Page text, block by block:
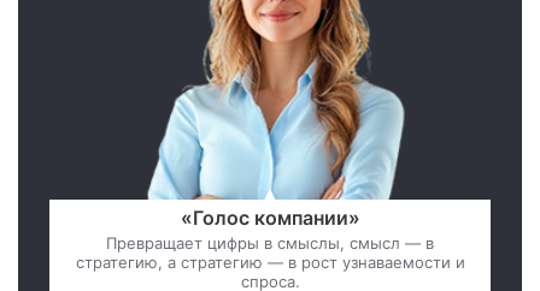
«Голос компании»
Превращает цифры в смыслы, смысл — в
стратегию, а стратегию — в рост узнаваемости и
спроса.